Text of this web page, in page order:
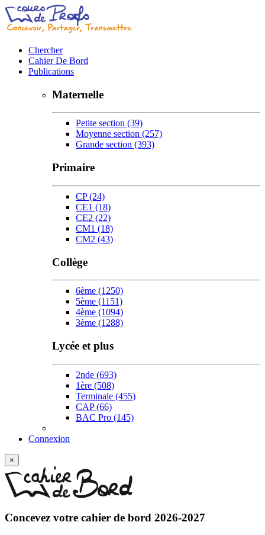
Chercher
Cahier De Bord
Publications
Maternelle
Petite section (39)
Moyenne section (257)
Grande section (393)
Primaire
CP(24)
CE1 (18)
CE2 (22)
CM1 (18)
CM2 (43)
Collège
6ème (1250)
5ème (1151)
4ème (1094)
3ème (1288)
Lycée et plus
2nde (693)
1ère (508)
Terminale (455)
CAP(66)
BAC Pro (145)
Connexion
×
Concevez votre cahier de bord 2026-2027